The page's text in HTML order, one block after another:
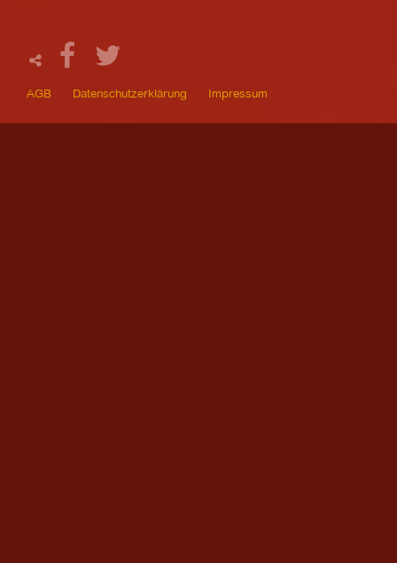
AGB Datenschutzerklärung Impressum